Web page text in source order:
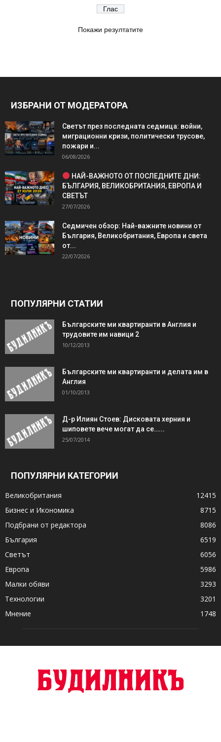
Покажи резултатите
ИЗБРАНИ ОТ МОДЕРАТОРА
Светът през последната седмица: войни,
миграционни кризи, политически трусове,
пожари и...
06/08/2026
НАЙ-ВАЖНОТО ОТ ПОСЛЕДНИТЕ ДНИ:
БЪЛГАРИЯ, ВЕЛИКОБРИТАНИЯ, ЕВРОПА И
СВЕТЪТ
27/07/2026
Седмичен обзор: Най-важните новини от
България, Великобритания, Европа и света
от...
22/07/2026
ПОПУЛЯРНИ СТАТИИ
Българските ми квартиранти в Англия и
трудовите им навици 2
10/12/2013
Българските ми квартиранти и делата им в
Англия
01/10/2013
Д-р Илиян Стоев: Дисковата херния и
шиповете вече могат да се…...
25/07/2014
ПОПУЛЯРНИ КАТЕГОРИИ
Великобритания
12415
Бизнес и Икономика
8715
Подбрани от редактора
8086
България
6519
Светът
6056
Европа
5986
Малки обяви
3293
Технологии
3201
Мнение
1748